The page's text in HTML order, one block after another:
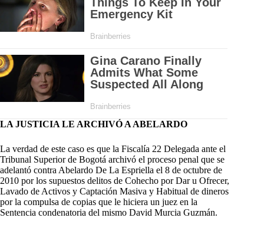
LA JUSTICIA LE ARCHIVÓ A ABELARDO
La verdad de este caso es que la Fiscalía 22 Delegada ante el
Tribunal Superior de Bogotá archivó el proceso penal que se
adelantó contra Abelardo De La Espriella el 8 de octubre de
2010 por los supuestos delitos de Cohecho por Dar u Ofrecer,
Lavado de Activos y Captación Masiva y Habitual de dineros
por la compulsa de copias que le hiciera un juez en la
Sentencia condenatoria del mismo David Murcia Guzmán.